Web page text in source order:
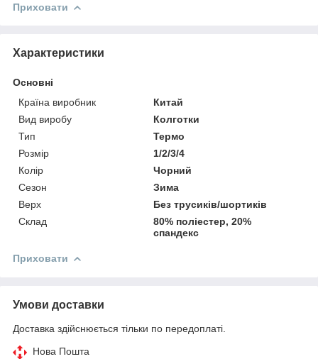
Приховати
Характеристики
Основні
Країна виробник
Китай
Вид виробу
Колготки
Тип
Термо
Розмір
1/2/3/4
Колір
Чорний
Сезон
Зима
Верх
Без трусиків/шортиків
Склад
80% поліестер, 20%
спандекс
Приховати
Умови доставки
Доставка здійснюється тільки по передоплаті.
Нова Пошта